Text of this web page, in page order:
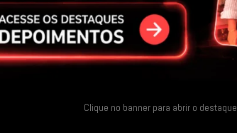
Clique no banner para abrir o destaque